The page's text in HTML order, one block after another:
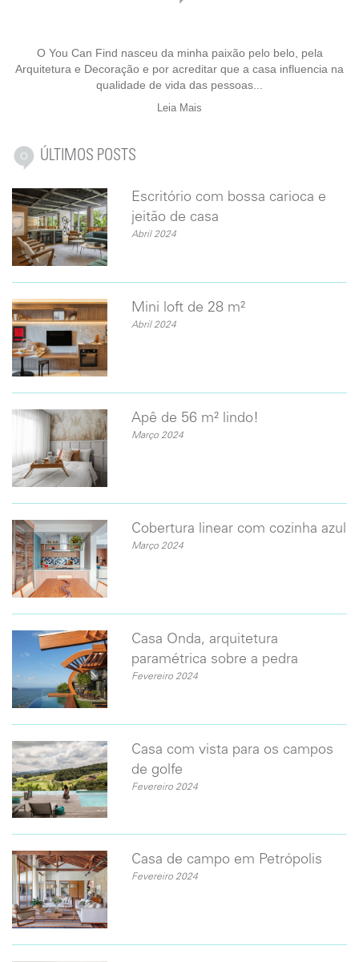
O You Can Find nasceu da minha paixão pelo belo, pela
Arquitetura e Decoração e por acreditar que a casa influencia na
qualidade de vida das pessoas...
Leia Mais
ÚLTIMOS POSTS
Escritório com bossa carioca e
jeitão de casa
Abril 2024
Mini loft de 28 m²
Abril 2024
Apê de 56 m² lindo!
Março 2024
Cobertura linear com cozinha azul
Março 2024
Casa Onda, arquitetura
paramétrica sobre a pedra
Fevereiro 2024
Casa com vista para os campos
de golfe
Fevereiro 2024
Casa de campo em Petrópolis
Fevereiro 2024